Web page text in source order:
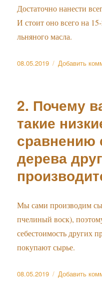
Достаточно нанести
И стоит оно всего на
льняного масла.
Опубликовано
08.05.2019 Добавить
2. Почему
такие
сравнению
дерева
Мы сами производим
пчелиный воск),
себестоимость других
покупают сырье.
Опубликовано
08.05.2019 Добавить